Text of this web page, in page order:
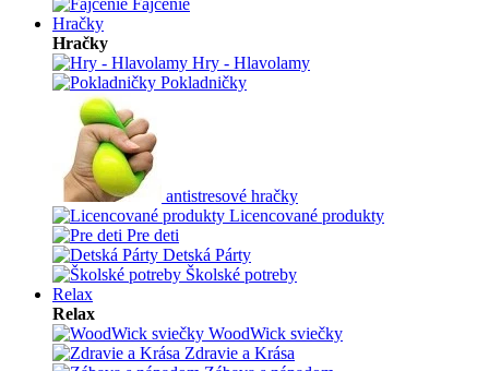
Fajčenie
Hračky
Hračky
Hry - Hlavolamy
Pokladničky
antistresové hračky
Licencované produkty
Pre deti
Detská Párty
Školské potreby
Relax
Relax
WoodWick sviečky
Zdravie a Krása